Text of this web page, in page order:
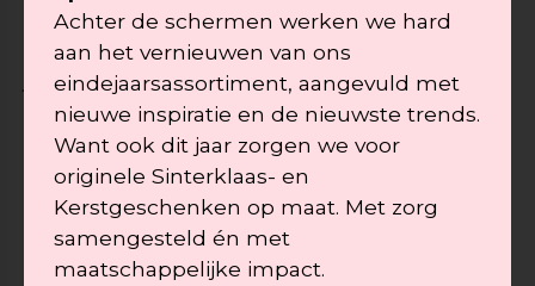
Achter de schermen werken we hard
aan het vernieuwen van ons
eindejaarsassortiment, aangevuld met
nieuwe inspiratie en de nieuwste trends.
Want ook dit jaar zorgen we voor
originele Sinterklaas- en
Kerstgeschenken op maat. Met zorg
samengesteld én met
maatschappelijke impact.
Kies dan voor onze speciaalbiertjes met
jouw eigen gepersonaliseerd bieretiket.
Verkrijgbaar in diverse verschillende
smaken (passend bij jouw geefmoment),
33 cl en grote flessen van 75 cl en we
werken samen met diverse (lokale)
brouwerijen. Al mogelijk vanaf 2 dozen